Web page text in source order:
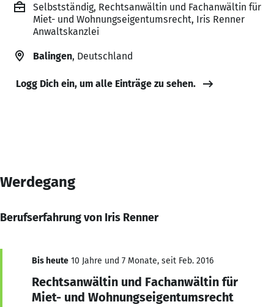
Selbstständig, Rechtsanwältin und Fachanwältin für
Miet- und Wohnungseigentumsrecht, Iris Renner
Anwaltskanzlei
Balingen, Deutschland
Logg Dich ein, um alle Einträge zu sehen.
Werdegang
Berufserfahrung von Iris Renner
Bis heute 10 Jahre und 7 Monate, seit Feb. 2016
Rechtsanwältin und Fachanwältin für
Miet- und Wohnungseigentumsrecht